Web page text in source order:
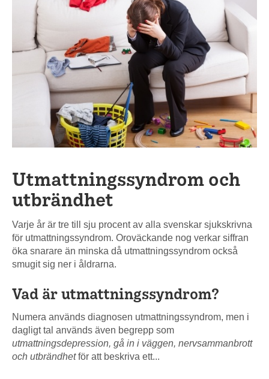
Utmattningssyndrom och
utbrändhet
Varje år är tre till sju procent av alla svenskar sjukskrivna
för utmattningssyndrom. Oroväckande nog verkar siffran
öka snarare än minska då utmattningssyndrom också
smugit sig ner i åldrarna.
Vad är utmattningssyndrom?
Numera används diagnosen utmattningssyndrom, men i
dagligt tal används även begrepp som
utmattningsdepression, gå in i väggen, nervsammanbrott
och utbrändhetför att beskriva ett...